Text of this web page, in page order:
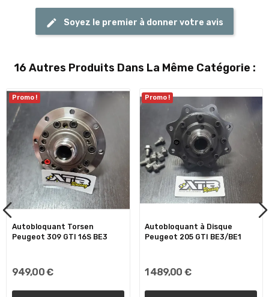
Soyez le premier à donner votre avis
16 Autres Produits Dans La Même Catégorie :
Promo !
Autobloquant Torsen
Peugeot 309 GTI 16S BE3
949,00 €
Promo !
Autobloquant à Disque
Peugeot 205 GTI BE3/BE1
1 489,00 €